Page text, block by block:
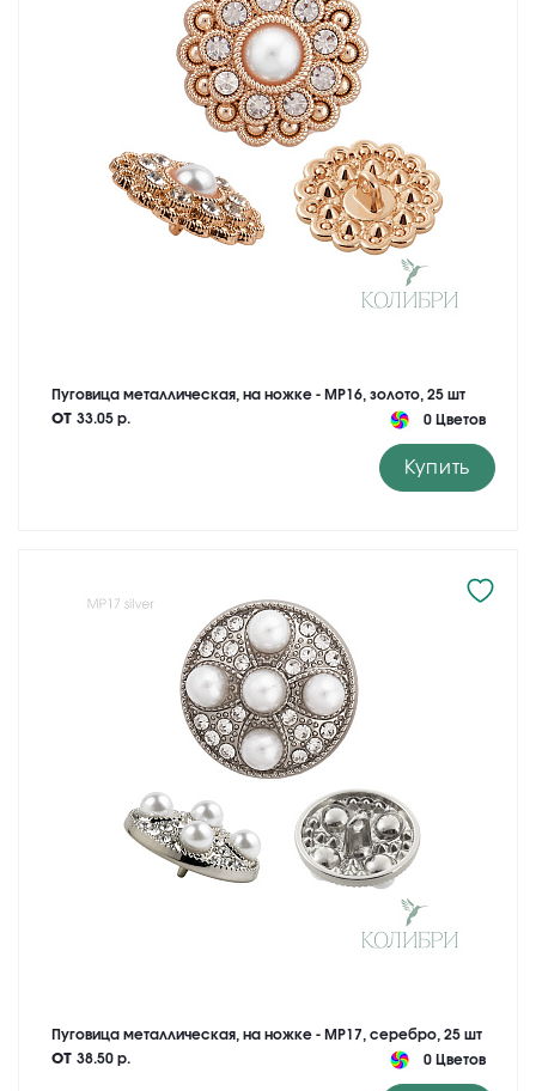
Пуговица металлическая, на ножке - MP16, золото, 25 шт
от 33.05 р. 0 Цветов
Купить
Пуговица металлическая, на ножке - MP17, серебро, 25 шт
от 38.50 р. 0 Цветов